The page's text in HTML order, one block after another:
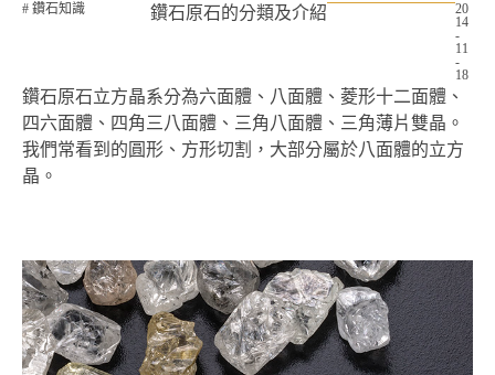
# 鑽石知識 鑽石原石的分類及介紹
20
14
-
11
-
18
鑽石原石立方晶系分為六面體、八面體 、 菱形十二面體 、
四六面體 、 四角三八面體 、 三角八面體 、 三角薄片雙晶 。
我們常看到的圓形、方形切割，大部分屬於八面體的立方
晶。